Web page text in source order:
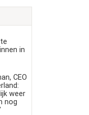
in
CEO
weer
nog